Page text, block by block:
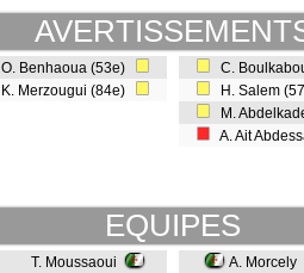
O. Benhaoua (53e)
K. Merzougui (84e)
C.
H. Salem
M.
A. Ait
EQUIPES
T. Moussaoui
A. Morcely